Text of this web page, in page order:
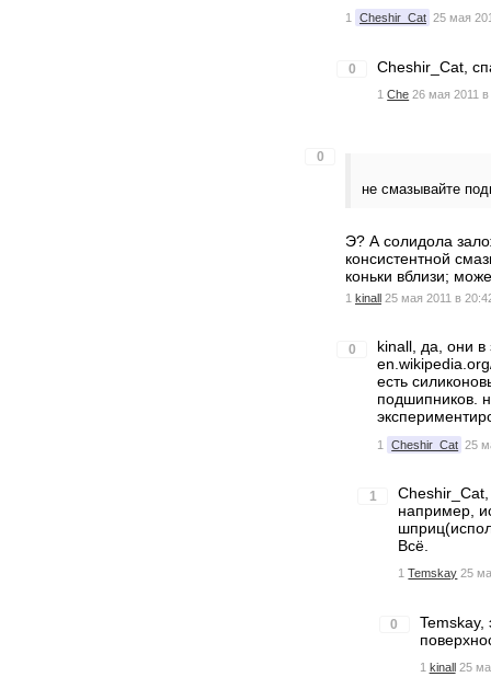
1 Cheshir_Cat 25 мая
0 Cheshir_Cat,
1 Che 26 мая 2011 в
0
не смазывайте
Э? А солидола
консистентной
коньки вблизи;
1 kinall 25 мая 2011 в
0
kinall, да, они
есть
подшипников.
1 Cheshir_Cat 25
1
например,
Всё.
1 Temskay 25
0
Temskay,
1 kinall 25